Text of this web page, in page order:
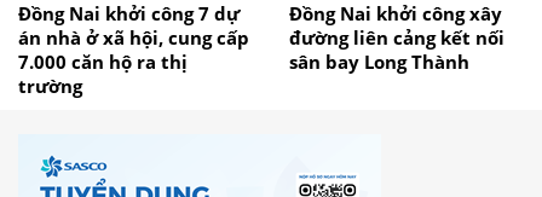
Đồng Nai khởi công 7 dự
án nhà ở xã hội, cung cấp
7.000 căn hộ ra thị
trường
Đồng Nai khởi công xây
đường liên cảng kết nối
sân bay Long Thành